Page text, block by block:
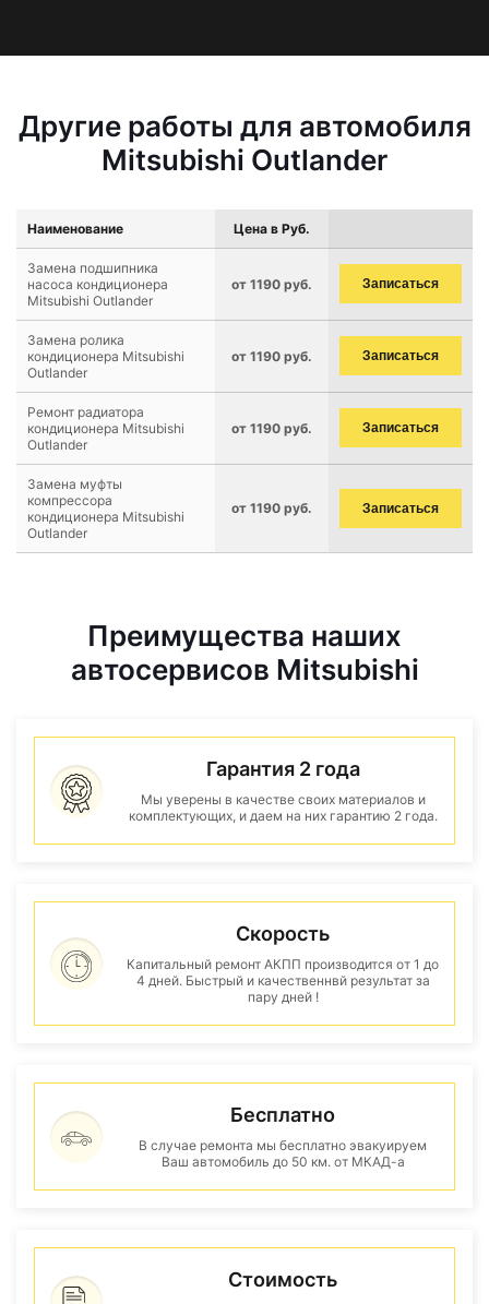
Другие работы для автомобиля
Mitsubishi Outlander
Наименование Цена в Руб.
Замена подшипника
насоса кондиционера
Mitsubishi Outlander
от 1190 руб. Записаться
Замена ролика
кондиционера Mitsubishi
Outlander
от 1190 руб. Записаться
Ремонт радиатора
кондиционера Mitsubishi
Outlander
от 1190 руб. Записаться
Замена муфты
компрессора
кондиционера Mitsubishi
Outlander
от 1190 руб. Записаться
Преимущества наших
автосервисов Mitsubishi
Гарантия 2 года
Мы уверены в качестве своих материалов и
комплектующих, и даем на них гарантию 2 года.
Скорость
Капитальный ремонт АКПП производится от 1 до
4 дней. Быстрый и качественнвй результат за
пару дней !
Бесплатно
В случае ремонта мы бесплатно эвакуируем
Ваш автомобиль до 50 км. от МКАД-а
Стоимость